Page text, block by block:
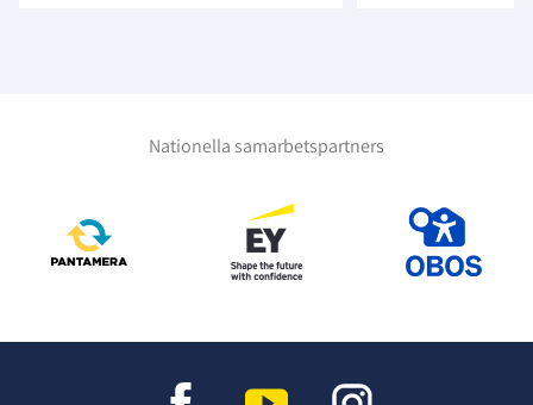
Nationella samarbetspartners